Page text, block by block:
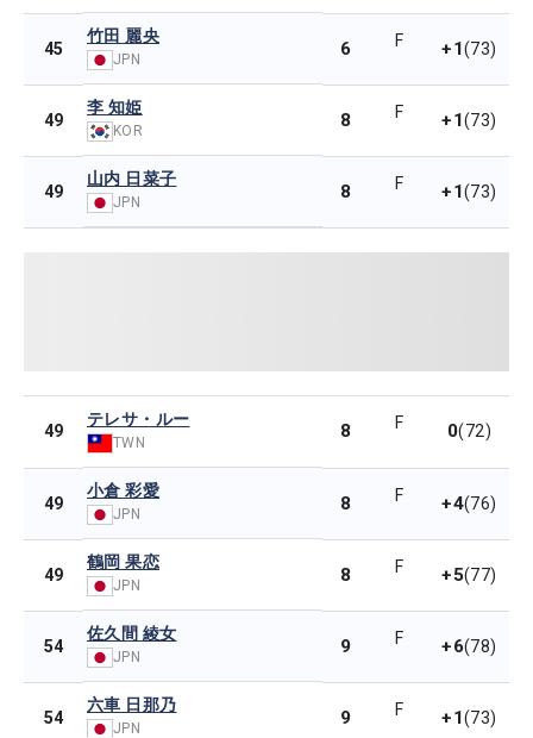
45
竹田 麗央
JPN 6 F +1(73)
49
李 知姫
KOR 8 F +1(73)
49
山内 日菜子
JPN 8 F +1(73)
49
テレサ・ルー
TWN
8 F 0(72)
49
小倉 彩愛
JPN 8 F +4(76)
49
鶴岡 果恋
JPN 8 F +5(77)
54
佐久間 綾女
JPN 9 F +6(78)
54
六車 日那乃
JPN 9 F +1(73)